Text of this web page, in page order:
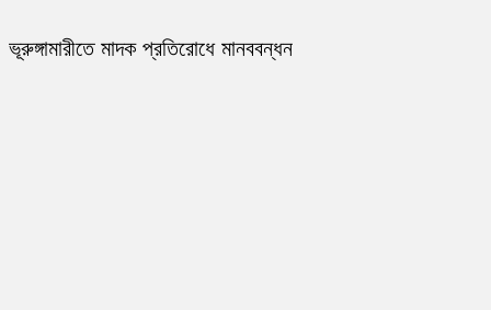
ভূরুঙ্গামারীতে মাদক প্রতিরোধে মানববন্ধন